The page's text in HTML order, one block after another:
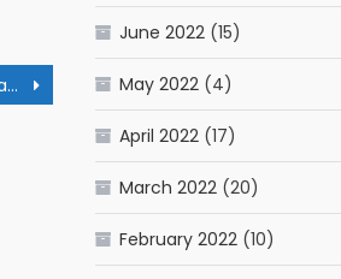
IAIN Fattahul Muluk Papua Siap Gelar Seminar Internasional
June 2022 (15)
May 2022 (4)
April 2022 (17)
March 2022 (20)
February 2022 (10)